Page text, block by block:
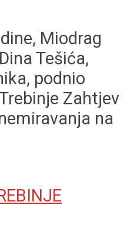
Miodrag
Tešića,
podnio
Zahtjev
na